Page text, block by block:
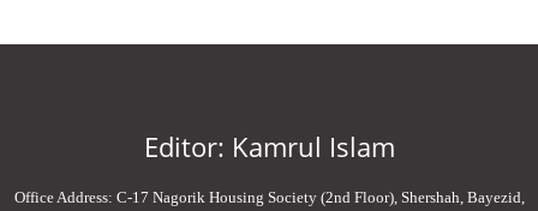
Editor: Kamrul Islam
Office Address: C-17 Nagorik Housing Society (2nd Floor), Shershah, Bayezid,